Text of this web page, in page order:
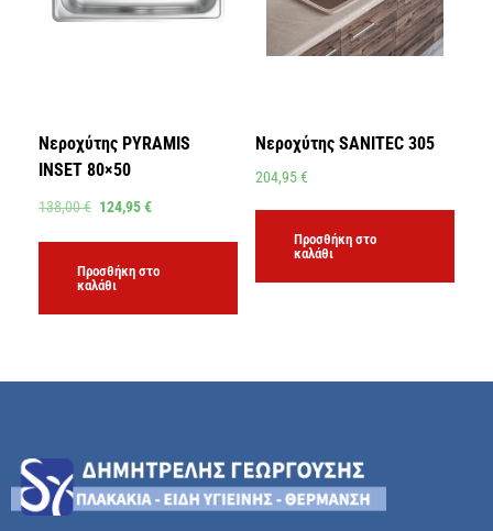
Νεροχύτης PYRAMIS
INSET 80×50
138,00€ 124,95€
Προσθήκη στο
καλάθι
Νεροχύτης SANITEC 305
204,95€
Προσθήκη στο
καλάθι